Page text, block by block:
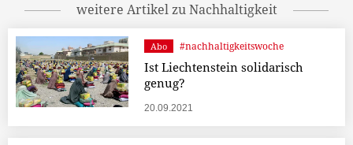
weitere Artikel zu Nachhaltigkeit
Abo #nachhaltigkeitswoche
Ist Liechtenstein solidarisch
genug?
20.09.2021